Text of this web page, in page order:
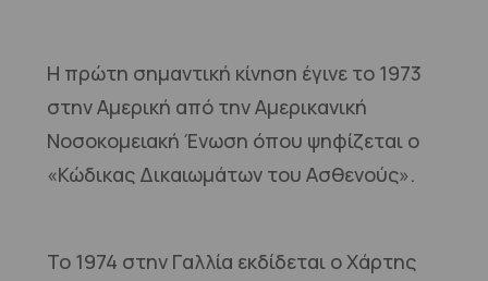
Η πρώτη σημαντική κίνηση έγινε το 1973
στην Αμερική από την Αμερικανική
Νοσοκομειακή Ένωση όπου ψηφίζεται ο
«Κώδικας Δικαιωμάτων του Ασθενούς».
Το 1974 στην Γαλλία εκδίδεται ο Χάρτης